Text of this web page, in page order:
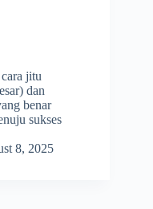
jitu
dan
benar
sukses
8, 2025